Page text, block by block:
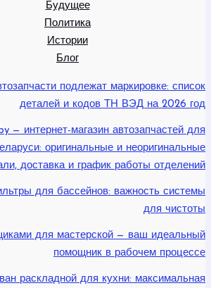
Будущее
Политика
Истории
Блог
подлежат маркировке: список
деталей и кодов ТН ВЭД на 2026 год
— интернет-магазин автозапчастей для
оригинальные и неоригинальные
доставка и график работы отделений
для бассейнов: важность системы
для чистоты
для мастерской — ваш идеальный
помощник в рабочем процессе
раскладной для кухни: максимальная